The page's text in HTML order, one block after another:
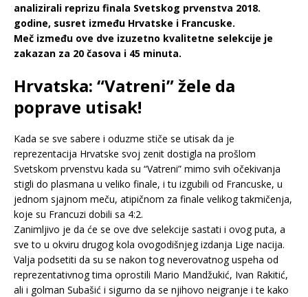
analizirali reprizu finala Svetskog prvenstva 2018.
godine, susret između Hrvatske i Francuske.
Meč između ove dve izuzetno kvalitetne selekcije je
zakazan za 20 časova i 45 minuta.
Hrvatska: “Vatreni” žele da
poprave utisak!
Kada se sve sabere i oduzme stiče se utisak da je
reprezentacija Hrvatske svoj zenit dostigla na prošlom
Svetskom prvenstvu kada su “Vatreni” mimo svih očekivanja
stigli do plasmana u veliko finale, i tu izgubili od Francuske, u
jednom sjajnom meču, atipičnom za finale velikog takmičenja,
koje su Francuzi dobili sa 4:2.
Zanimljivo je da će se ove dve selekcije sastati i ovog puta, a
sve to u okviru drugog kola ovogodišnjeg izdanja Lige nacija.
Valja podsetiti da su se nakon tog neverovatnog uspeha od
reprezentativnog tima oprostili Mario Mandžukić, Ivan Rakitić,
ali i golman Subašić i sigurno da se njihovo neigranje i te kako